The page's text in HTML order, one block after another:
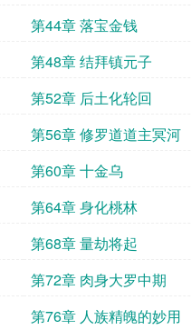
第44章 落宝金钱
第48章 结拜镇元子
第52章 后土化轮回
第56章 修罗道道主冥河
第60章 十金乌
第64章 身化桃林
第68章 量劫将起
第72章 肉身大罗中期
第76章 人族精魄的妙用